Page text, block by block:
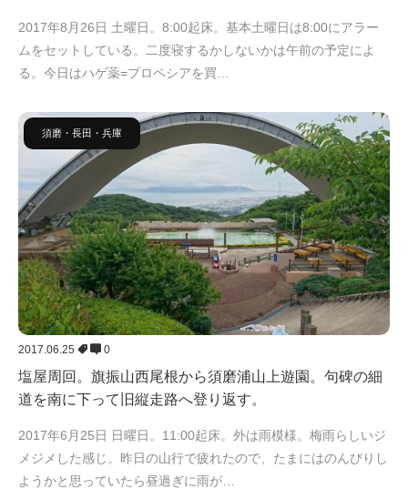
2017年8月26日 土曜日。8:00起床。基本土曜日は8:00にアラー
ムをセットしている。二度寝するかしないかは午前の予定によ
る。今日はハゲ薬=プロペシアを買…
須磨・長田・兵庫
2017.06.25 0
塩屋周回。旗振山西尾根から須磨浦山上遊園。句碑の細
道を南に下って旧縦走路へ登り返す。
2017年6月25日 日曜日。11:00起床。外は雨模様。梅雨らしいジ
メジメした感じ。昨日の山行で疲れたので、たまにはのんびりし
ようかと思っていたら昼過ぎに雨が…